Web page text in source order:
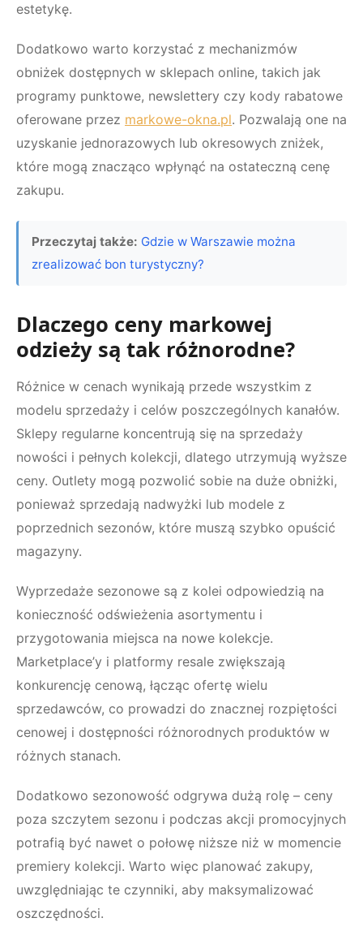
estetykę.
Dodatkowo warto korzystać z mechanizmów
obniżek dostępnych w sklepach online, takich jak
programy punktowe, newslettery czy kody rabatowe
oferowane przez markowe-okna.pl. Pozwalają one na
uzyskanie jednorazowych lub okresowych zniżek,
które mogą znacząco wpłynąć na ostateczną cenę
zakupu.
Przeczytaj także: Gdzie w Warszawie można
zrealizować bon turystyczny?
Dlaczego ceny markowej
odzieży są tak różnorodne?
Różnice w cenach wynikają przede wszystkim z
modelu sprzedaży i celów poszczególnych kanałów.
Sklepy regularne koncentrują się na sprzedaży
nowości i pełnych kolekcji, dlatego utrzymują wyższe
ceny. Outlety mogą pozwolić sobie na duże obniżki,
ponieważ sprzedają nadwyżki lub modele z
poprzednich sezonów, które muszą szybko opuścić
magazyny.
Wyprzedaże sezonowe są z kolei odpowiedzią na
konieczność odświeżenia asortymentu i
przygotowania miejsca na nowe kolekcje.
Marketplace’y i platformy resale zwiększają
konkurencję cenową, łącząc ofertę wielu
sprzedawców, co prowadzi do znacznej rozpiętości
cenowej i dostępności różnorodnych produktów w
różnych stanach.
Dodatkowo sezonowość odgrywa dużą rolę – ceny
poza szczytem sezonu i podczas akcji promocyjnych
potrafią być nawet o połowę niższe niż w momencie
premiery kolekcji. Warto więc planować zakupy,
uwzględniając te czynniki, aby maksymalizować
oszczędności.